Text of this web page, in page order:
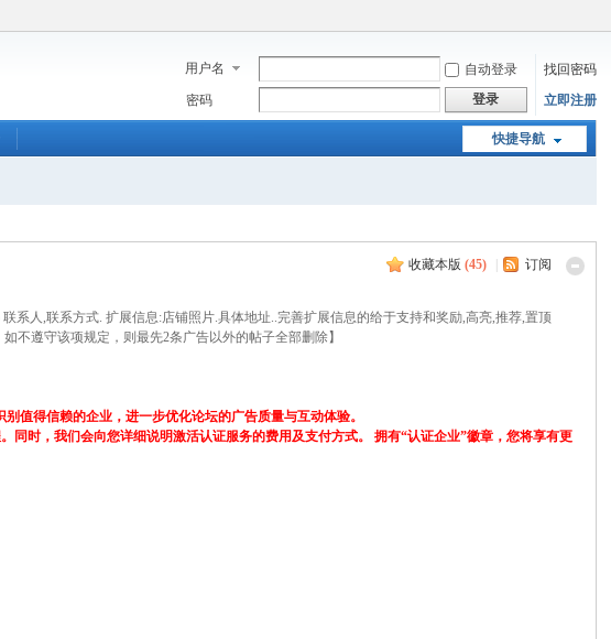
用户名 自动登录
找回密码
密码
登录 立即注册
快捷导航
收藏本版 (45) 订阅
系人,联系方式. 扩展信息:店铺照片.具体地址..完善扩展信息的给于支持和奖励,高亮,推荐,置顶
不遵守该项规定，则最先2条广告以外的帖子全部删除】
值得信赖的企业，进一步优化论坛的广告质量与互动体验。
同时，我们会向您详细说明激活认证服务的费用及支付方式。 拥有“认证企业”徽章，您将享有更